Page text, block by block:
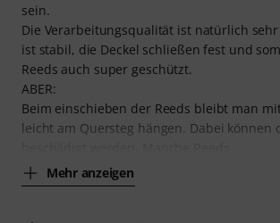
sein.
Die Verarbeitungsqualität ist natürlich sehr
ist stabil, die Deckel schließen fest und
Reeds auch super geschützt.
ABER:
Beim einschieben der Reeds bleibt man
leicht am Quersteg hängen. Dabei können
Mehr anzeigen